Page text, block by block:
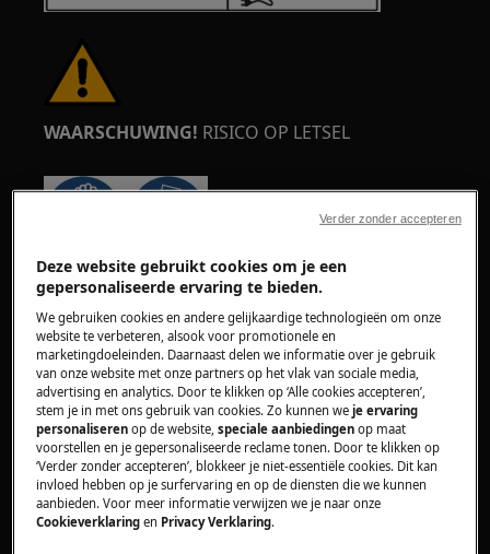
WAARSCHUWING! RISICO OP LETSEL
Wees altijd voorzichtig bij het verplaatsen van
apparaten. Voor zware apparaten is het het
veiligst als twee personen het verplaatsen.
Gebruik altijd veiligheidshandschoenen en
veiligheidsschoenen. Draag te allen tijde
veiligheidshandschoenen om te beschermen
tegen snijwonden door scherpe randen.
Deze website gebruikt cookies om je een
gepersonaliseerde ervaring te bieden.
We gebruiken cookies en andere gelijkaardige technologieën om onze
website te verbeteren, alsook voor promotionele en
marketingdoeleinden. Daarnaast delen we informatie over je gebruik
van onze website met onze partners op het vlak van sociale media,
advertising en analytics. Door te klikken op ‘Alle cookies accepteren’,
stem je in met ons gebruik van cookies. Zo kunnen weje ervaring
personaliseren op de website,speciale aanbiedingen op maat
voorstellen en je gepersonaliseerde reclame tonen. Door te klikken op
‘Verder zonder accepteren’, blokkeer je niet-essentiële cookies. Dit kan
invloed hebben op je surfervaring en op de diensten die we kunnen
aanbieden. Voor meer informatie verwijzen we je naar onze
Cookieverklaring en Privacy Verklaring.
Verder zonder accepteren